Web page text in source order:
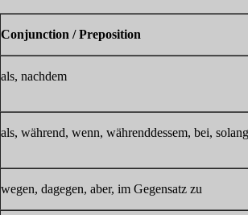
Conjunction / Preposition
als, nachdem
als, während, wenn, währenddessem, bei,
wegen, dagegen, aber, im Gegensatz zu